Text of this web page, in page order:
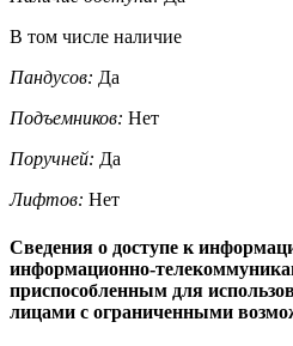
В том числе наличие
Пандусов: Да
Подъемников: Нет
Поручней: Да
Лифтов: Нет
Сведения о доступе к
информационно-
приспособленным для
лицами с ограниченными